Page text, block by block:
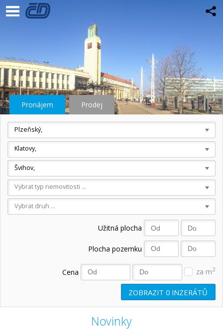
Pronájem Prodej
Plzeňský,
Klatovy,
Švihov,
Vybrat typ nemovitosti ...
Vybrat druh ...
Užitná plocha
Plocha pozemku
Cena za m2
ZOBRAZIT0 INZERÁTŮ
Novinky